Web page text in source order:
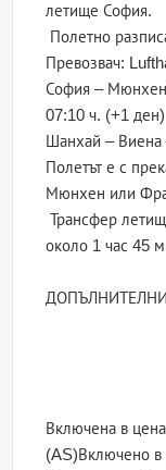
летище София.
Полетно
Превозвач:
София –
07:10 ч. (+1 ден)
Шанхай – Виена
Полетът е с
Мюнхен или
Трансфер
около 1 час 45
Включена в
(AS)Включено